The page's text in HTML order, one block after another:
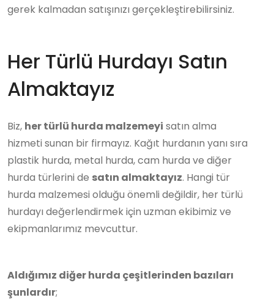
gerek kalmadan satışınızı gerçekleştirebilirsiniz.
Her Türlü Hurdayı Satın
Almaktayız
Biz, her türlü hurda malzemeyi satın alma
hizmeti sunan bir firmayız. Kağıt hurdanın yanı sıra
plastik hurda, metal hurda, cam hurda ve diğer
hurda türlerini de satın almaktayız. Hangi tür
hurda malzemesi olduğu önemli değildir, her türlü
hurdayı değerlendirmek için uzman ekibimiz ve
ekipmanlarımız mevcuttur.
Aldığımız diğer hurda çeşitlerinden bazıları
şunlardır;